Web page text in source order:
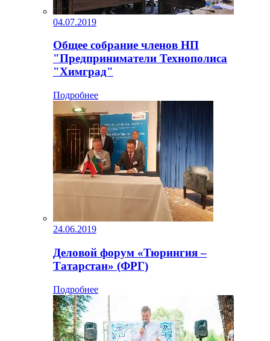
04.07.2019
Общее собрание членов НП
"Предприниматели Технополиса
"Химград"
Подробнее
24.06.2019
Деловой форум «Тюрингия –
Татарстан» (ФРГ)
Подробнее